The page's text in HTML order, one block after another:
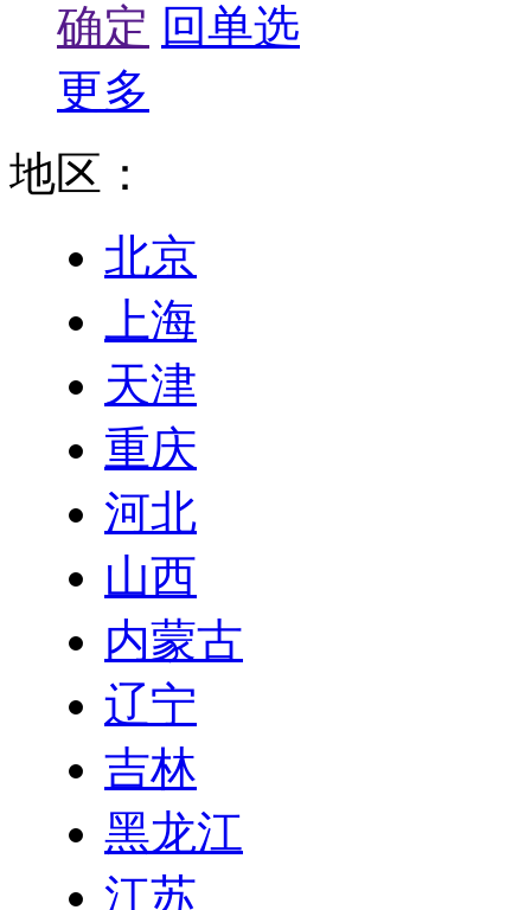
确定 回单选
更多
地区：
北京
上海
天津
重庆
河北
山西
内蒙古
辽宁
吉林
黑龙江
江苏